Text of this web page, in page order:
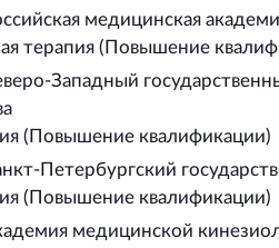
медицинская
терапия (Повышение
Западный
(Повышение квалификации)
Петербургский
(Повышение квалификации)
медицинской